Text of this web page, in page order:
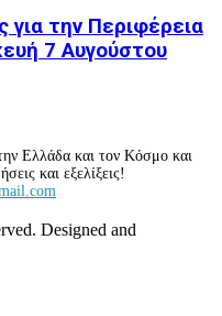
για την Περιφέρεια
7 Αυγούστου
Ελλάδα και τον Κόσμο και
και εξελίξεις!
Designed and